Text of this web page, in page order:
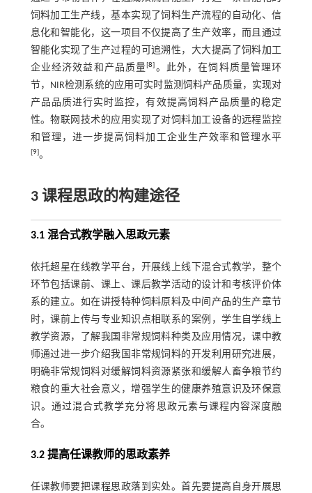
饲料加工生产线，基本实现了饲料生产流程的自动化、信
息化和智能化，这一项目不仅提高了生产效率，而且通过
智能化实现了生产过程的可追溯性，大大提高了饲料加工
企业经济效益和产品质量[8] 。此外，在饲料质量管理环
节，NIR检测系统的应用可实时监测饲料产品质量，实现对
产品品质进行实时监控，有效提高饲料产品质量的稳定
性。物联网技术的应用实现了对饲料加工设备的远程监控
和管理，进一步提高饲料加工企业生产效率和管理水平
[9]。
3 课程思政的构建途径
3.1 混合式教学融入思政元素
依托超星在线教学平台，开展线上线下混合式教学，整个
环节包括课前、课上、课后教学活动的设计和考核评价体
系的建立。如在讲授特种饲料原料及中间产品的生产章节
时，课前上传与专业知识点相联系的案例，学生自学线上
教学资源，了解我国非常规饲料种类及应用情况，课中教
师通过进一步介绍我国非常规饲料的开发利用研究进展，
明确非常规饲料对缓解饲料资源紧张和缓解人畜争粮节约
粮食的重大社会意义，增强学生的健康养殖意识及环保意
识。通过混合式教学充分将思政元素与课程内容深度融
合。
3.2 提高任课教师的思政素养
任课教师要把课程思政落到实处。首先要提高自身开展思